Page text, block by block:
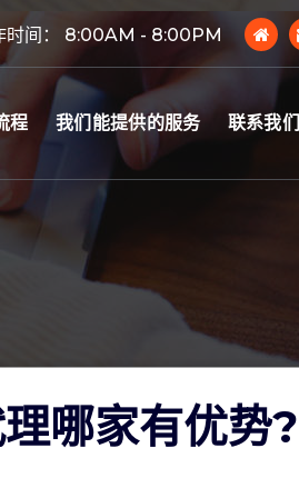
时间： 8:00AM - 8:00PM
程 我们能提供的服务 联系我们
哪家有优势?